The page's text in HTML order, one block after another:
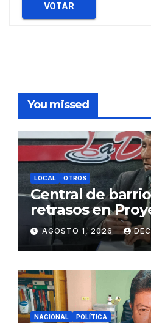
VOTAR
You missed
LOCAL OTROS
Central de
retrasos en
de Agua y
Juliaca
AGOSTO 1, 2026
NACIONAL POLÍTICA